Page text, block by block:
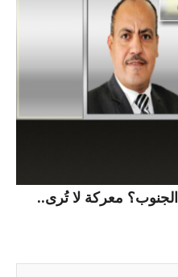
معركة لا تُرى..